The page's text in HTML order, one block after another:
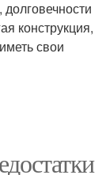
конструкция,
свои